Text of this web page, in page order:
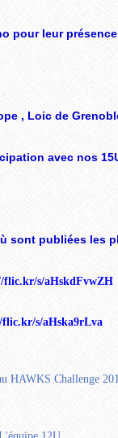
pour leur
, Loic de
avec nos
sont publiées les
flic.kr/s/aHskdFvwZH
s/aHska9rLva